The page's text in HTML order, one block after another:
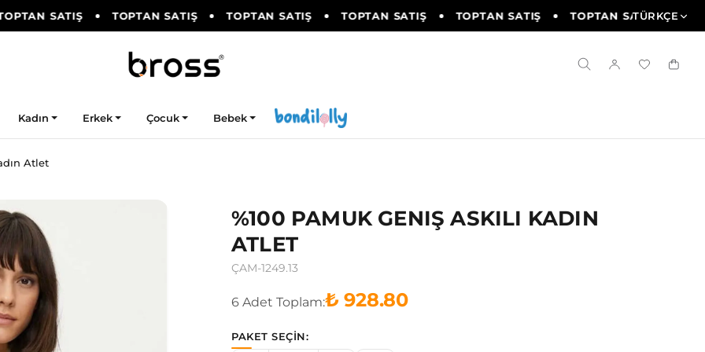
SATIŞ TOPTAN SATIŞ TOPTAN SATIŞ TOPTAN SATIŞ TOPTAN SATIŞ TOPTAN SATIŞTÜRKÇE
Kadın Erkek Çocuk Bebek
Atlet
%100 PAMUK GENIŞ ASKILI KADIN
ATLET
ÇAM-1249.13
6 Adet Toplam:₺ 928.80
PAKET SEÇİN: